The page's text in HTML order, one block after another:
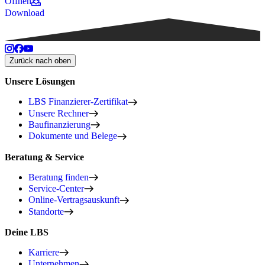
Download
Zurück nach oben
Unsere Lösungen
LBS Finanzierer-Zertifikat
Unsere Rechner
Baufinanzierung
Dokumente und Belege
Beratung & Service
Beratung finden
Service-Center
Online-Vertragsauskunft
Standorte
Deine LBS
Karriere